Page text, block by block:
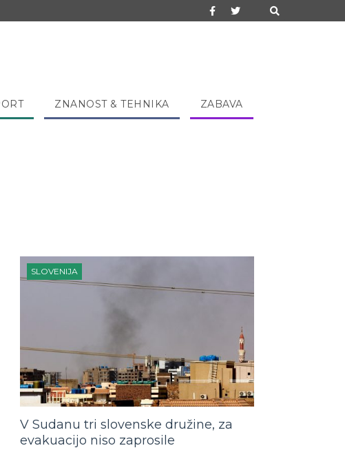
ZNANOST & TEHNIKA ZABAVA
SLOVENIJA
V Sudanu tri slovenske družine, za
evakuacijo niso zaprosile